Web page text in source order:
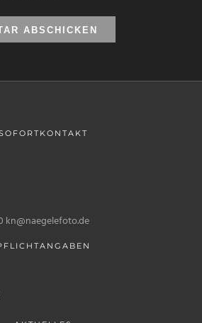
kn@naegelefoto.de